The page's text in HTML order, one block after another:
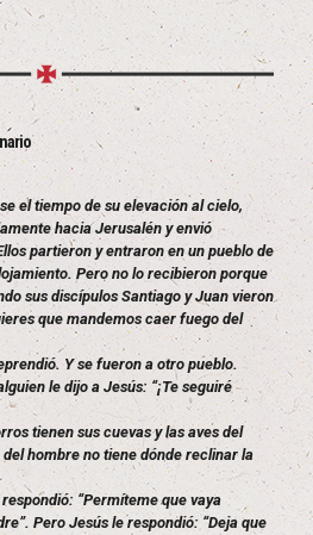
el tiempo de su elevación al cielo,
hacia Jerusalén y envió
partieron y entraron en un pueblo de
Pero no lo recibieron porque
sus discípulos Santiago y Juan vieron
que mandemos caer fuego del
Y se fueron a otro pueblo.
le dijo a Jesús: “¡Te seguiré
tienen sus cuevas y las aves del
hombre no tiene dónde reclinar la
“Permíteme que vaya
Pero Jesús le respondió: “Deja que